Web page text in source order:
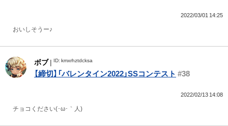
2022/03/01 14:25
おいしそうー♪
ボブ| ID: kmxrhztdcksa
【締切】「バレンタイン2022」SSコンテスト #38
2022/02/13 14:08
チョコください(･ω･｀人)